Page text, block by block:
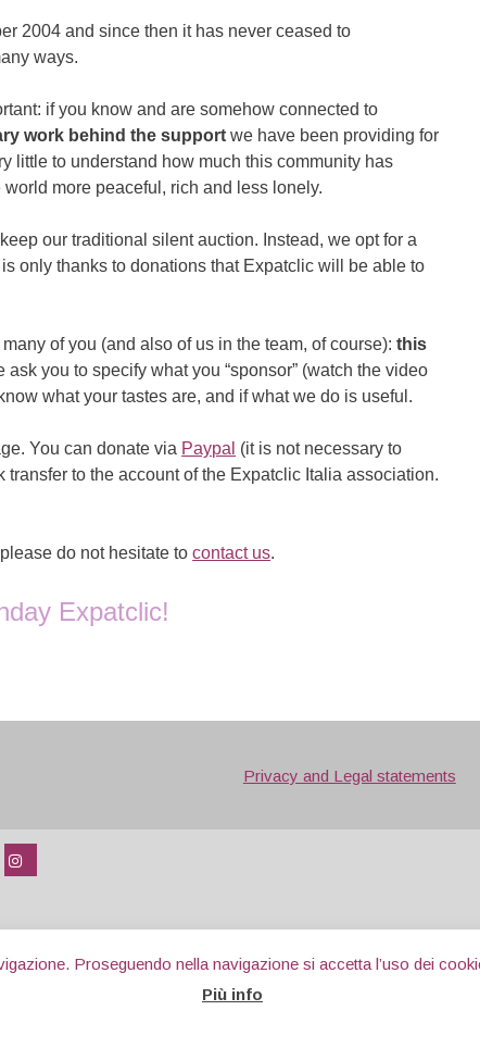
2004 and since then it has never ceased to
ways.
if you know and are somehow connected to
work behind the support we have been providing for
little to understand how much this community has
more peaceful, rich and less lonely.
our traditional silent auction. Instead, we opt for a
only thanks to donations that Expatclic will be able to
of you (and also of us in the team, of course):this
ask you to specify what you “sponsor” (watch the video
what your tastes are, and if what we do is useful.
You can donate via Paypal (it is not necessary to
to the account of the Expatclic Italia association.
do not hesitate tocontact us.
Expatclic!
modulo per contattarci, e ti
Privacy and Legal statements
Proseguendo nella navigazione si accetta l’uso dei
Più info